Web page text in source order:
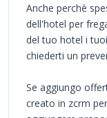
Anche perchè
dell'hotel per
del tuo hotel i
chiederti un
Se aggiungo
creato in zcrm